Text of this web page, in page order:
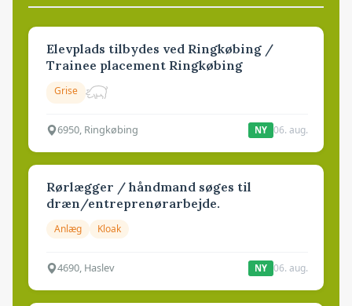
Elevplads tilbydes ved Ringkøbing /
Trainee placement Ringkøbing
Grise
6950, Ringkøbing NY 06. aug.
Rørlægger / håndmand søges til
dræn/entreprenørarbejde.
Anlæg Kloak
4690, Haslev NY 06. aug.